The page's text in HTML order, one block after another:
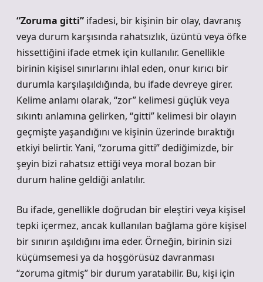
“Zoruma gitti” ifadesi, bir kişinin bir olay, davranış
veya durum karşısında rahatsızlık, üzüntü veya öfke
hissettiğini ifade etmek için kullanılır. Genellikle
birinin kişisel sınırlarını ihlal eden, onur kırıcı bir
durumla karşılaşıldığında, bu ifade devreye girer.
Kelime anlamı olarak, “zor” kelimesi güçlük veya
sıkıntı anlamına gelirken, “gitti” kelimesi bir olayın
geçmişte yaşandığını ve kişinin üzerinde bıraktığı
etkiyi belirtir. Yani, “zoruma gitti” dediğimizde, bir
şeyin bizi rahatsız ettiği veya moral bozan bir
durum haline geldiği anlatılır.
Bu ifade, genellikle doğrudan bir eleştiri veya kişisel
tepki içermez, ancak kullanılan bağlama göre kişisel
bir sınırın aşıldığını ima eder. Örneğin, birinin sizi
küçümsemesi ya da hoşgörüsüz davranması
“zoruma gitmiş” bir durum yaratabilir. Bu, kişi için